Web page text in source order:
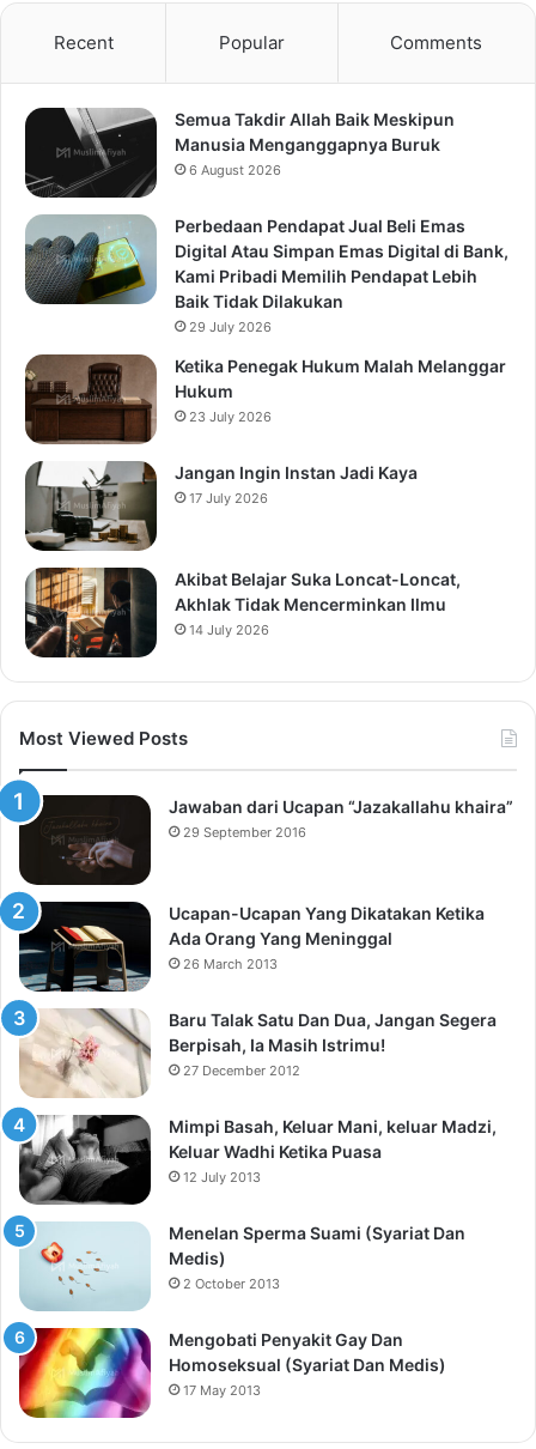
Recent Popular Comments
Semua Takdir Allah Baik Meskipun
Manusia Menganggapnya Buruk
6 August 2026
Perbedaan Pendapat Jual Beli Emas
Digital Atau Simpan Emas Digital di Bank,
Kami Pribadi Memilih Pendapat Lebih
Baik Tidak Dilakukan
29 July 2026
Ketika Penegak Hukum Malah Melanggar
Hukum
23 July 2026
Jangan Ingin Instan Jadi Kaya
17 July 2026
Akibat Belajar Suka Loncat-Loncat,
Akhlak Tidak Mencerminkan Ilmu
14 July 2026
Most Viewed Posts
Jawaban dari Ucapan “Jazakallahu khaira”
29 September 2016
Ucapan-Ucapan Yang Dikatakan Ketika
Ada Orang Yang Meninggal
26 March 2013
Baru Talak Satu Dan Dua, Jangan Segera
Berpisah, Ia Masih Istrimu!
27 December 2012
Mimpi Basah, Keluar Mani, keluar Madzi,
Keluar Wadhi Ketika Puasa
12 July 2013
Menelan Sperma Suami (Syariat Dan
Medis)
2 October 2013
Mengobati Penyakit Gay Dan
Homoseksual (Syariat Dan Medis)
17 May 2013